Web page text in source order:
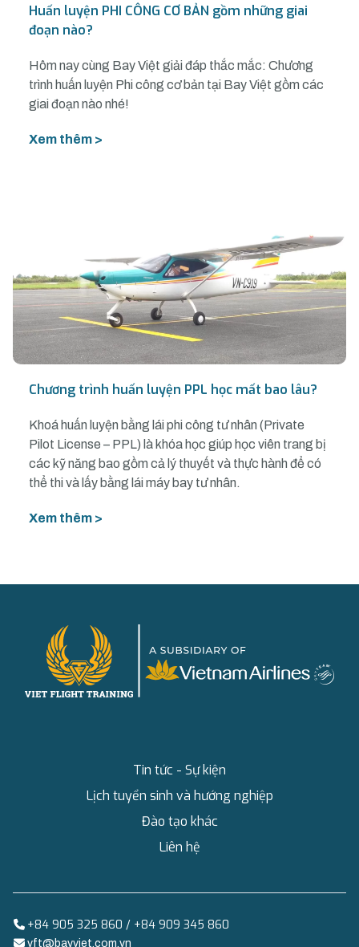
Huấn luyện PHI CÔNG CƠ BẢN gồm những giai
đoạn nào?
Hôm nay cùng Bay Việt giải đáp thắc mắc: Chương
trình huấn luyện Phi công cơ bản tại Bay Việt gồm các
giai đoạn nào nhé!
Xem thêm >
Chương trình huấn luyện PPL học mất bao lâu?
Khoá huấn luyện bằng lái phi công tư nhân (Private
Pilot License – PPL) là khóa học giúp học viên trang bị
các kỹ năng bao gồm cả lý thuyết và thực hành để có
thể thi và lấy bằng lái máy bay tư nhân.
Xem thêm >
Tin tức - Sự kiện
Lịch tuyển sinh và hướng nghiệp
Đào tạo khác
Liên hệ
+84 905 325 860 / +84 909 345 860
vft@bayviet.com.vn